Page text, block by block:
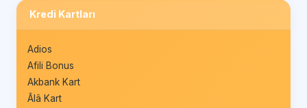
Kredi Kartları
Adios
Afili Bonus
Akbank Kart
Âlâ Kart